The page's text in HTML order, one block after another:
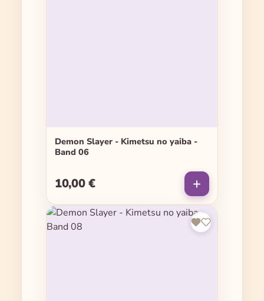
Demon Slayer - Kimetsu no yaiba -
Band 06
Regulärer Preis:
10,00 €